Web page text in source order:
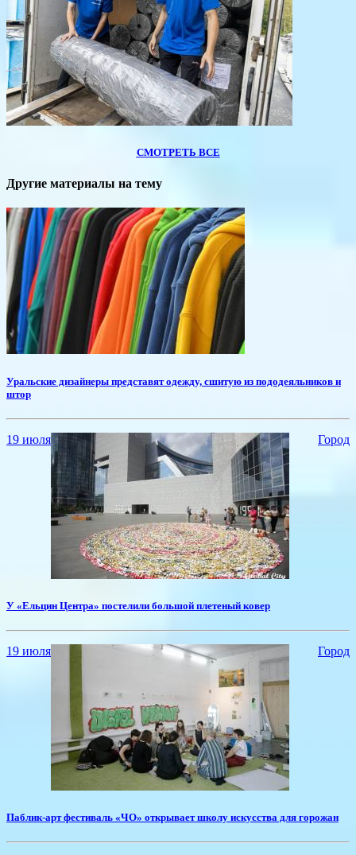
СМОТРЕТЬ ВСЕ
Другие материалы на тему
Уральские дизайнеры представят одежду, сшитую из пододеяльников и
штор
19 июля Город
У «Ельцин Центра» постелили большой плетеный ковер
19 июля Город
Паблик-арт фестиваль «ЧО» открывает школу искусства для горожан